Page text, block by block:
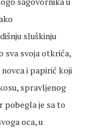
sluškinju
sva svoja otkrića,
novca i papirić koji
spravljenog
pobegla je sa to
oca, u